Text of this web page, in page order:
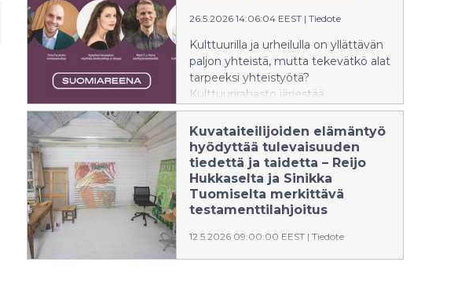
Oulainen ja Savonlinna. Haku uusille
kunnille avautuu syyskuussa.
26.5.2026 14:06:04 EEST | Tiedote
Kulttuurilla ja urheilulla on yllättävän
paljon yhteistä, mutta tekevätkö alat
tarpeeksi yhteistyötä?
Kulttuurirahasto järjestää
SuomiAreenassa 23.6.2026
keskustelun, jossa Timo Furuholm,
Katariina Havukainen, Matti T. J.
Heino ja Eeva Saarinen paneutuvat
kulttuuriin ja urheiluun
yhteisöllisyyden rakentajina.
Kuvataiteilijoiden elämäntyö
hyödyttää tulevaisuuden
tiedettä ja taidetta – Reijo
Hukkaselta ja Sinikka
Tuomiselta merkittävä
testamenttilahjoitus
12.5.2026 09:00:00 EEST | Tiedote
Vuonna 2024 menehtyneet